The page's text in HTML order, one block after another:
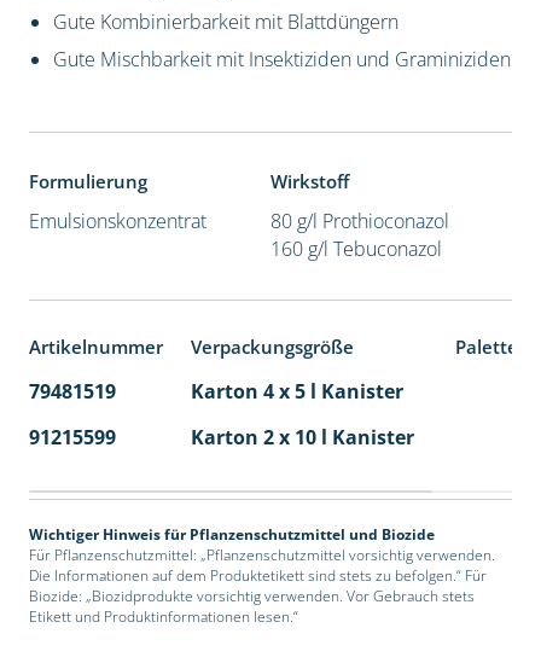
Gute Kombinierbarkeit mit Blattdüngern
Gute Mischbarkeit mit Insektiziden und Graminiziden
Formulierung
Emulsionskonzentrat
Wirkstoff
80 g/l Prothioconazol
160 g/l Tebuconazol
Artikelnummer Verpackungsgröße
79481519 Karton 4 x 5 l Kanister
91215599
Karton 2 x 10 l Kanister
Wichtiger Hinweis für Pflanzenschutzmittel und Biozide
Für Pflanzenschutzmittel: „Pflanzenschutzmittel vorsichtig verwenden.
Die Informationen auf dem Produktetikett sind stets zu befolgen.“ Für
Biozide: „Biozidprodukte vorsichtig verwenden. Vor Gebrauch stets
Etikett und Produktinformationen lesen.“